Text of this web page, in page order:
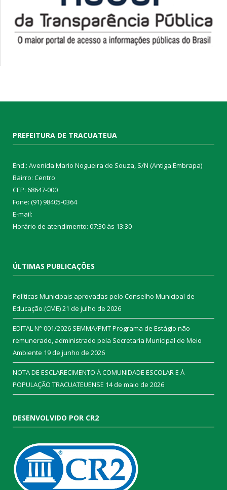
PREFEITURA DE TRACUATEUA
End.: Avenida Mario Nogueira de Souza, S/N (Antiga Embrapa)
Bairro: Centro
CEP: 68647-000
Fone: (91) 98405-0364
E-mail:
Horário de atendimento: 07:30 às 13:30
ÚLTIMAS PUBLICAÇÕES
Políticas Municipais aprovadas pelo Conselho Municipal de
Educação (CME)21 de julho de 2026
EDITAL N° 001/2026 SEMMA/PMT Programa de Estágio não
remunerado, administrado pela Secretaria Municipal de Meio
Ambiente 19 de junho de 2026
NOTA DE ESCLARECIMENTO À COMUNIDADE ESCOLAR E À
POPULAÇÃO TRACUATEUENSE 14 de maio de 2026
DESENVOLVIDO POR CR2